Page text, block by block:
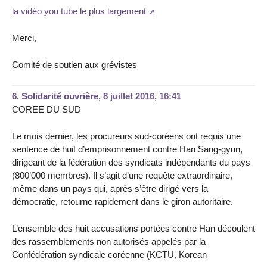
la vidéo you tube le plus largement
Merci,
Comité de soutien aux grévistes
6. Solidarité ouvrière, 8 juillet 2016, 16:41
COREE DU SUD
Le mois dernier, les procureurs sud-coréens ont requis une
sentence de huit d’emprisonnement contre Han Sang-gyun,
dirigeant de la fédération des syndicats indépendants du pays
(800’000 membres). Il s’agit d’une requête extraordinaire,
même dans un pays qui, après s’être dirigé vers la
démocratie, retourne rapidement dans le giron autoritaire.
L’ensemble des huit accusations portées contre Han découlent
des rassemblements non autorisés appelés par la
Confédération syndicale coréenne (KCTU, Korean